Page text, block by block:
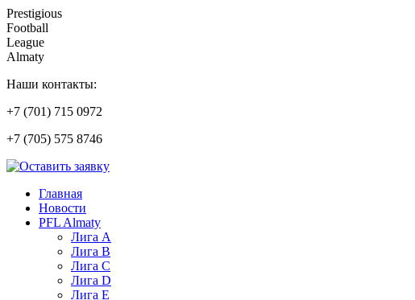
Prestigious
Football
League
Almaty
Наши контакты:
+7 (701) 715 0972
+7 (705) 575 8746
Главная
Новости
PFL Almaty
Лига A
Лига В
Лига С
Лига D
Лига Е